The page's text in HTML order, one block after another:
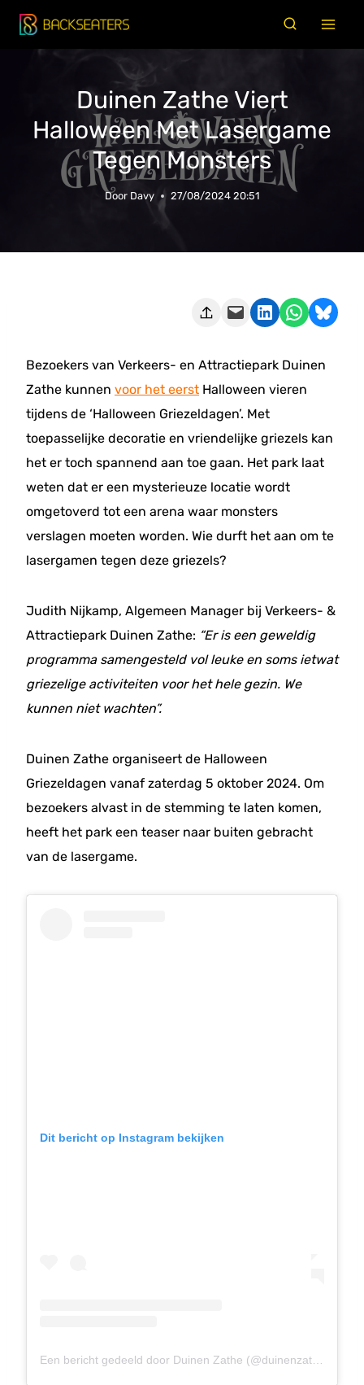
Doorgaan
naar
Duinen Zathe Viert
Halloween Met Lasergame
Tegen Monsters
Door Davy 27/08/2024 20:51
Deze pagina e-mailen Delen op LinkedIn Delen via WhatsApp Share on Bluesky
Bezoekers van Verkeers- en Attractiepark Duinen
Zathe kunnen voor het eerst Halloween vieren
tijdens de ‘Halloween Griezeldagen’. Met
toepasselijke decoratie en vriendelijke griezels kan
het er toch spannend aan toe gaan. Het park laat
weten dat er een mysterieuze locatie wordt
omgetoverd tot een arena waar monsters
verslagen moeten worden. Wie durft het aan om te
lasergamen tegen deze griezels?
Judith Nijkamp, Algemeen Manager bij Verkeers- &
Attractiepark Duinen Zathe: “Er is een geweldig
programma samengesteld vol leuke en soms ietwat
griezelige activiteiten voor het hele gezin. We
kunnen niet wachten”.
Duinen Zathe organiseert de Halloween
Griezeldagen vanaf zaterdag 5 oktober 2024. Om
bezoekers alvast in de stemming te laten komen,
heeft het park een teaser naar buiten gebracht
van de lasergame.
Dit bericht op Instagram bekijken